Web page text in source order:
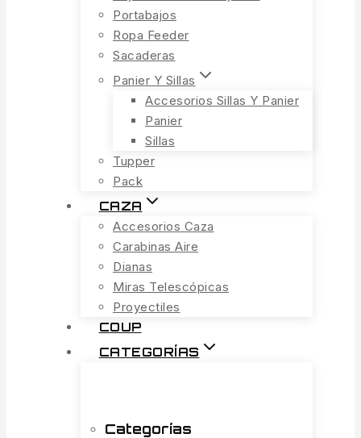
Portabajos
Ropa Feeder
Sacaderas
Panier Y Sillas
Accesorios Sillas Y Panier
Panier
Sillas
Tupper
Pack
CAZA
Accesorios Caza
Carabinas Aire
Dianas
Miras Telescópicas
Proyectiles
COUP
CATEGORÍAS
Categorías